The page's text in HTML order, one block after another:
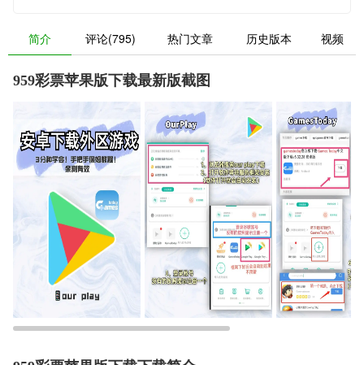
简介 评论(795) 热门文章 历史版本 视频
959彩票苹果版下载最新版截图